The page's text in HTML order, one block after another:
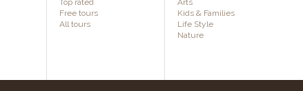
Top rated
Free tours
All tours
Arts
Kids & Families
Life Style
Nature